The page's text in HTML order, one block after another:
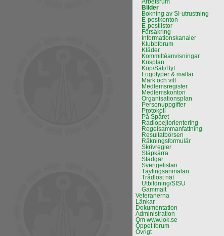
Arbetsrum
Bilder
Bokning av SI-utrustning
E-postkonton
E-postlistor
Försäkring
Informationskanaler
Klubbforum
Kläder
Kommittéanvisningar
Krisplan
Köp/Sälj/Byt
Logotyper & mallar
Mark och vilt
Medlemsregister
Medlemskonton
Organisationsplan
Personuppgifter
Protokoll
På Spåret
Radiopejlorientering
Regelsammanfattning
Resultatbörsen
Räkningsformulär
Skrivregler
Släpkärra
Stadgar
Sverigelistan
Tävlingsanmälan
Trådlöst nät
Utbildning/SISU
Gammalt
Veteranerna
Länkar
Dokumentation
Administration
Om www.lok.se
Öppet forum
Övrigt